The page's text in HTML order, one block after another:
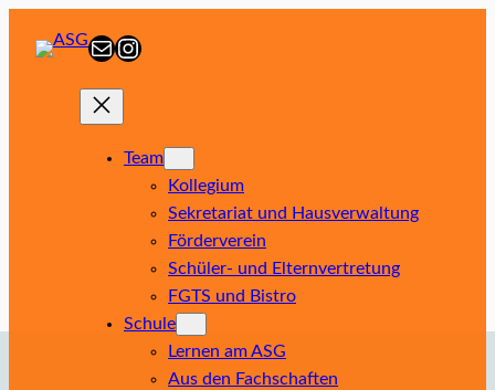
Inhalt
E-MailInstagram
Team
Kollegium
Sekretariat und Hausverwaltung
Förderverein
Schüler- und Elternvertretung
FGTS und Bistro
Schule
Lernen am ASG
Aus den Fachschaften